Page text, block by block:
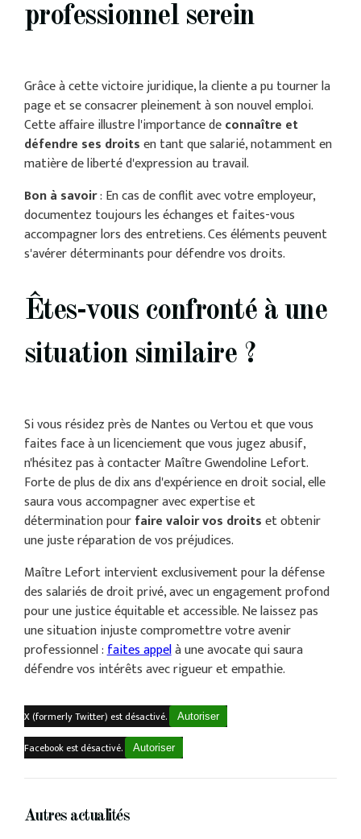
professionnel serein
Grâce à cette victoire juridique, la cliente a pu tourner la
page et se consacrer pleinement à son nouvel emploi.
Cette affaire illustre l'importance deconnaître et
défendre ses droitsen tant que salarié, notamment en
matière de liberté d'expression au travail.
Bon à savoir: En cas de conflit avec votre employeur,
documentez toujours les échanges et faites-vous
accompagner lors des entretiens. Ces éléments peuvent
s'avérer déterminants pour défendre vos droits.
Êtes-vous confronté à une
situation similaire ?
Si vous résidez près de Nantes ou Vertou et que vous
faites face à un licenciement que vous jugez abusif,
n'hésitez pas à contacter Maître Gwendoline Lefort.
Forte de plus de dix ans d'expérience en droit social, elle
saura vous accompagner avec expertise et
détermination pourfaire valoir vos droitset obtenir
une juste réparation de vos préjudices.
Maître Lefort intervient exclusivement pour la défense
des salariés de droit privé, avec un engagement profond
pour une justice équitable et accessible. Ne laissez pas
une situation injuste compromettre votre avenir
professionnel :faites appelà une avocate qui saura
défendre vos intérêts avec rigueur et empathie.
X (formerly Twitter) est désactivé. Autoriser
Facebook est désactivé. Autoriser
Autres actualités